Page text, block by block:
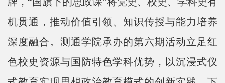
机贯通，推动价值引领、知识传授与能力培养
深度融合。测通学院承办的第六期活动立足红
色校史资源与国防特色学科优势，以沉浸式仪